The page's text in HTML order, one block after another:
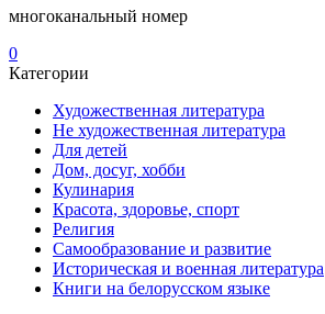
многоканальный номер
0
Категории
Художественная литература
Не художественная литература
Для детей
Дом, досуг, хобби
Кулинария
Красота, здоровье, спорт
Религия
Самообразование и развитие
Историческая и военная литература
Книги на белорусском языке